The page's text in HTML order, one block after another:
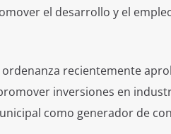
el desarrollo y el
recientemente
inversiones en
como generador de